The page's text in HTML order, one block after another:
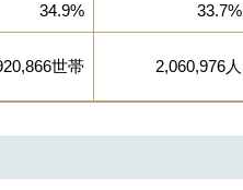
34.9% 33.7%
世帯 2,060,976人